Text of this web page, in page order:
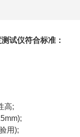
试仪符合标准：
高;
用);